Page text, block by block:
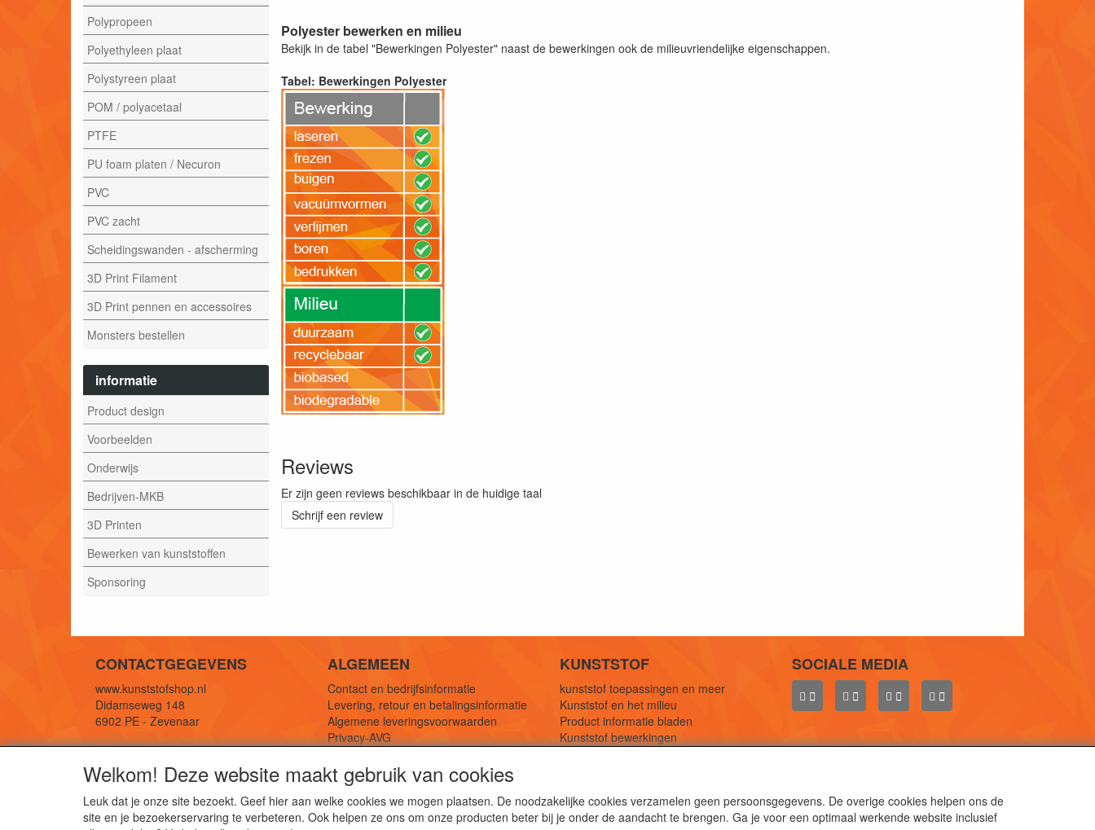
Polypropeen
Polyethyleen plaat
Polystyreen plaat
POM / polyacetaal
PTFE
PU foam platen / Necuron
PVC
PVC zacht
Scheidingswanden - afscherming
3D Print Filament
3D Print pennen en accessoires
Monsters bestellen
informatie
Product design
Voorbeelden
Onderwijs
Bedrijven-MKB
3D Printen
Bewerken van kunststoffen
Sponsoring
Polyester bewerken en milieu
Bekijk in de tabel "Bewerkingen Polyester" naast de bewerkingen ook de milieuvriendelijke eigenschappen.
Tabel: Bewerkingen Polyester
Reviews
Er zijn geen reviews beschikbaar in de huidige taal
Schrijf een review
CONTACTGEGEVENS
www.kunststofshop.nl
Didamseweg 148
6902 PE - Zevenaar
Telefoon: +31 (0) 316 241 994
ALGEMEEN
Contact en bedrijfsinformatie
Levering, retour en betalingsinformatie
Algemene leveringsvoorwaarden
Privacy-AVG
KUNSTSTOF
kunststof toepassingen en meer
Kunststof en het milieu
Product informatie bladen
Kunststof bewerkingen
SOCIALE MEDIA
Welkom! Deze website maakt gebruik van cookies
Leuk dat je onze site bezoekt. Geef hier aan welke cookies we mogen plaatsen. De noodzakelijke cookies verzamelen geen persoonsgegevens. De overige cookies helpen ons de
site en je bezoekerservaring te verbeteren. Ook helpen ze ons om onze producten beter bij je onder de aandacht te brengen. Ga je voor een optimaal werkende website inclusief